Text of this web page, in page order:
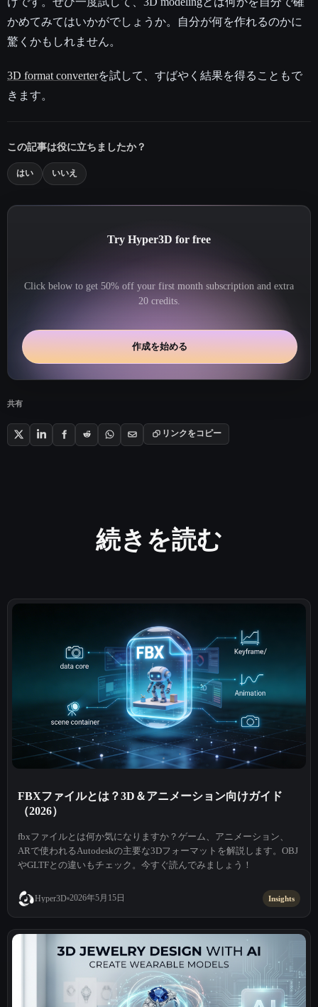
かめてみてはいかがでしょうか。自分が何を作れるのかに
驚くかもしれません。
3D format converterを試して、すばやく結果を得ることもで
きます。
この記事は役に立ちましたか？
はい いいえ
Try Hyper3D for free
Click below to get 50% off your first month subscription and extra
20 credits.
作成を始める
共有
リンクをコピー
続きを読む
FBXファイルとは？3D＆アニメーション向けガイド
（2026）
fbxファイルとは何か気になりますか？ゲーム、アニメーション、
ARで使われるAutodeskの主要な3Dフォーマットを解説します。OBJ
やGLTFとの違いもチェック。今すぐ読んでみましょう！
Hyper3D 2026年5月15日 Insights